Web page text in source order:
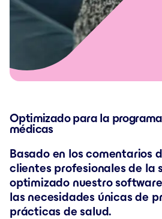
Optimizado para la
médicas
Basado en los comentarios
clientes profesionales de la
optimizado nuestro
las necesidades únicas de
prácticas de salud.